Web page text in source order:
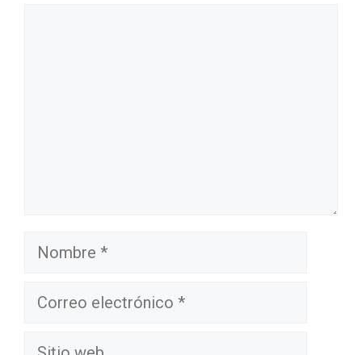
Nombre
Correo
Sitio